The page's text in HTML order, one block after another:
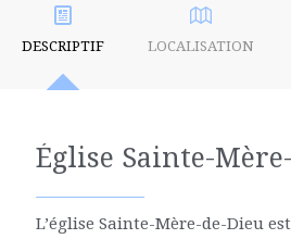
DESCRIPTIF LOCALISATION
Église Sainte-
L’église Sainte-Mère-de-Dieu